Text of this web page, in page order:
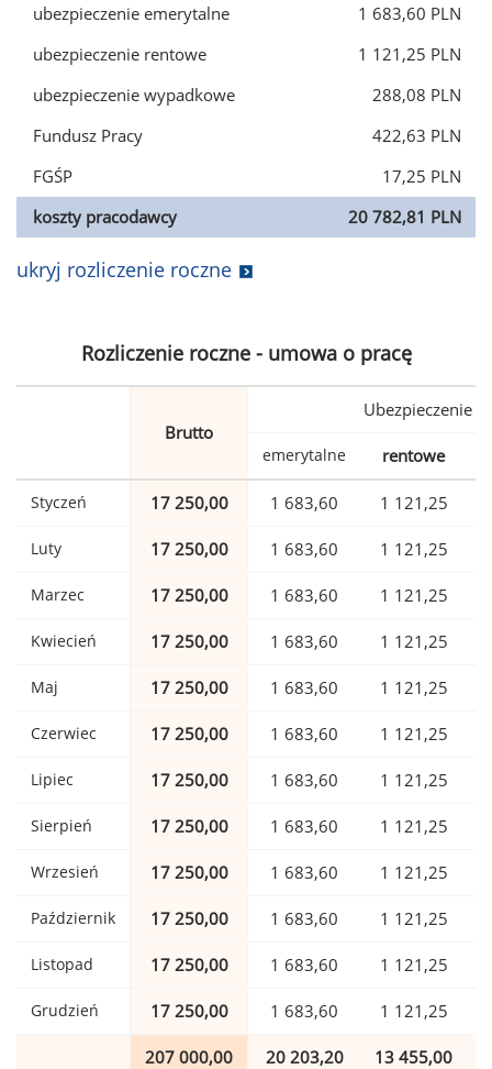
ubezpieczenie emerytalne
1 683,60 PLN
ubezpieczenie rentowe
1 121,25 PLN
ubezpieczenie wypadkowe
288,08 PLN
Fundusz Pracy
422,63 PLN
FGŚP
17,25 PLN
koszty pracodawcy
20 782,81 PLN
ukryj rozliczenie roczne
Rozliczenie roczne - umowa o pracę
Brutto
Ubezpieczenie
emerytalne rentowe
Styczeń 17 250,00 1 683,60 1 121,25
Luty 17 250,00 1 683,60 1 121,25
Marzec 17 250,00 1 683,60 1 121,25
Kwiecień 17 250,00 1 683,60 1 121,25
Maj 17 250,00 1 683,60 1 121,25
Czerwiec 17 250,00 1 683,60 1 121,25
Lipiec 17 250,00 1 683,60 1 121,25
Sierpień 17 250,00 1 683,60 1 121,25
Wrzesień 17 250,00 1 683,60 1 121,25
Październik 17 250,00 1 683,60 1 121,25
Listopad 17 250,00 1 683,60 1 121,25
Grudzień 17 250,00 1 683,60 1 121,25
207 000,00 20 203,20 13 455,00